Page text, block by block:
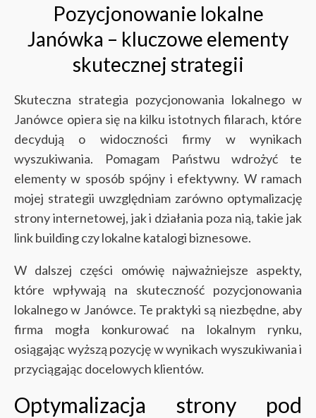
Pozycjonowanie lokalne
Janówka – kluczowe elementy
skutecznej strategii
Skuteczna strategia pozycjonowania lokalnego w
Janówce opiera się na kilku istotnych filarach, które
decydują o widoczności firmy w wynikach
wyszukiwania. Pomagam Państwu wdrożyć te
elementy w sposób spójny i efektywny. W ramach
mojej strategii uwzględniam zarówno optymalizację
strony internetowej, jak i działania poza nią, takie jak
link building czy lokalne katalogi biznesowe.
W dalszej części omówię najważniejsze aspekty,
które wpływają na skuteczność pozycjonowania
lokalnego w Janówce. Te praktyki są niezbędne, aby
firma mogła konkurować na lokalnym rynku,
osiągając wyższą pozycję w wynikach wyszukiwania i
przyciągając docelowych klientów.
Optymalizacja strony pod